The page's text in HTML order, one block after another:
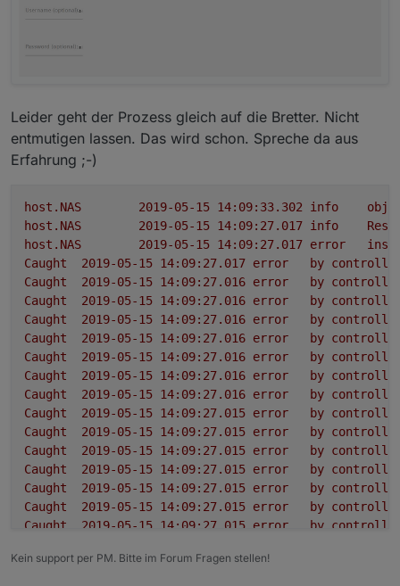
Leider geht der Prozess gleich auf die Bretter. Nicht
entmutigen lassen. Das wird schon. Spreche da aus
Erfahrung ;-)
host.NAS info
host.NAS
info
host.NAS
error
Caught
error by
Caught
error by
Caught
error by
Caught
error by
Caught
error by
Caught
error by
Caught
error by
Caught
error by
Caught
error by
Caught
error by
Caught
error by
Caught
error by
Caught
error by
Caught
error by
Caught
error by
Caught
2019-05-15 14:09:27.014 error
Kein support per PM. Bitte im Forum Fragen stellen!